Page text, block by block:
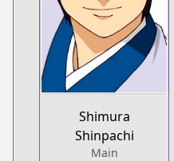
Shimura
Shinpachi
Main